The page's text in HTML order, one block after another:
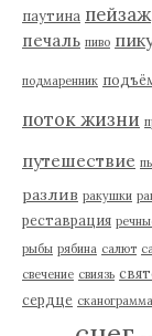
паутина пейзаж
печаль пиво
подмаренник
поток жизни
путешествие
разлив ракушки
реставрация
рыбы рябина салют
свечение свиязь
сердце сканограмма